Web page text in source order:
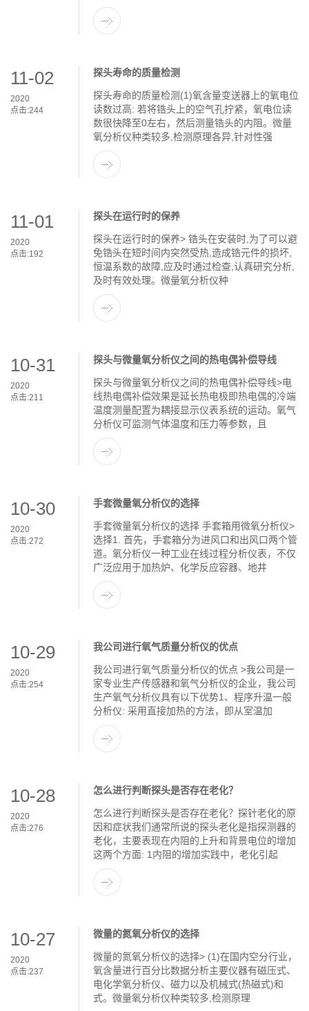
11-02
2020
点击:244
探头寿命的质量检测
探头寿命的质量检测(1)氧含量变送器上的氧电位
读数过高: 若将锆头上的空气孔拧紧，氧电位读
数很快降至0左右，然后测量锆头的内阻。微量
氧分析仪种类较多,检测原理各异,针对性强
11-01
2020
点击:192
探头在运行时的保养
探头在运行时的保养> 锆头在安装时,为了可以避
免锆头在短时间内突然受热,造成锆元件的损坏,
恒温系数的故障,应及时通过检查,认真研究分析,
及时有效处理。微量氧分析仪种
10-31
2020
点击:211
探头与微量氧分析仪之间的热电偶补偿导线
探头与微量氧分析仪之间的热电偶补偿导线>电
线热电偶补偿效果是延长热电极即热电偶的冷端
温度测量配置为耦接显示仪表系统的运动。氧气
分析仪可监测气体温度和压力等参数，且
10-30
2020
点击:272
手套微量氧分析仪的选择
手套微量氧分析仪的选择 手套箱用微氧分析仪>
选择1. 首先，手套箱分为进风口和出风口两个管
道。氧分析仪一种工业在线过程分析仪表，不仅
广泛应用于加热炉、化学反应容器、地井
10-29
2020
点击:254
我公司进行氧气质量分析仪的优点
我公司进行氧气质量分析仪的优点 >我公司是一
家专业生产传感器和氧气分析仪的企业，我公司
生产氧气分析仪具有以下优势1、程序升温一般
分析仪: 采用直接加热的方法，即从室温加
10-28
2020
点击:276
怎么进行判断探头是否存在老化？
怎么进行判断探头是否存在老化？探针老化的原
因和症状我们通常所说的探头老化是指探测器的
老化，主要表现在内阻的上升和背景电位的增加
这两个方面: 1内阻的增加实践中，老化引起
10-27
2020
点击:237
微量的氮氧分析仪的选择
微量的氮氧分析仪的选择> (1)在国内空分行业，
氧含量进行百分比数据分析主要仪器有磁压式、
电化学氧分析仪、磁力以及机械式(热磁式)和
式。微量氧分析仪种类较多,检测原理